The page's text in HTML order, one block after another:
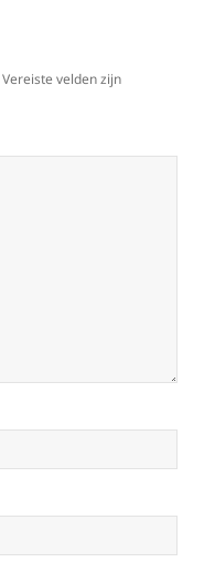
Vereiste velden zijn